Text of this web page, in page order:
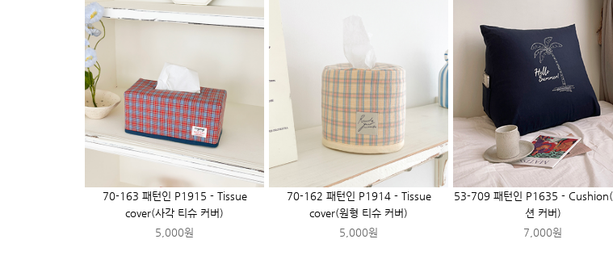
70-163 패턴인 P1915 - Tissue
cover(사각 티슈 커버)
5,000원
70-162 패턴인 P1914 - Tissue
cover(원형 티슈 커버)
5,000원
53-709 패턴인 P1635 - Cushion(
션 커버)
7,000원